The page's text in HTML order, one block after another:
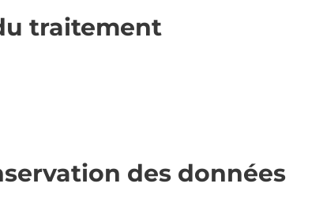
traitement
des données